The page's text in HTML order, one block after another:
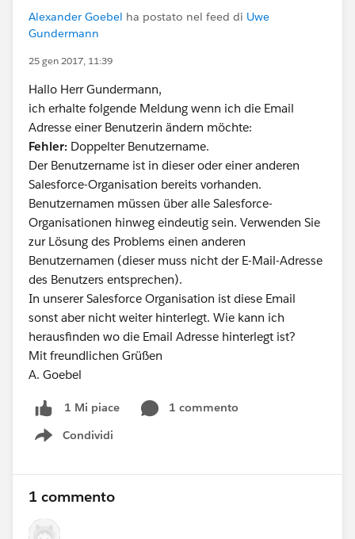
Alexander Goebel ha postato nel feed di Uwe
Gundermann
25 gen 2017, 11:39
Hallo Herr Gundermann,
ich erhalte folgende Meldung wenn ich die Email
Adresse einer Benutzerin ändern möchte:
Fehler: Doppelter Benutzername.
Der Benutzername ist in dieser oder einer anderen
Salesforce-Organisation bereits vorhanden.
Benutzernamen müssen über alle Salesforce-
Organisationen hinweg eindeutig sein. Verwenden Sie
zur Lösung des Problems einen anderen
Benutzernamen (dieser muss nicht der E-Mail-Adresse
des Benutzers entsprechen).
In unserer Salesforce Organisation ist diese Email
sonst aber nicht weiter hinterlegt. Wie kann ich
herausfinden wo die Email Adresse hinterlegt ist?
Mit freundlichen Grüßen
A. Goebel
1 Mi piace
1 commento
Condividi
Show menu
1 commento